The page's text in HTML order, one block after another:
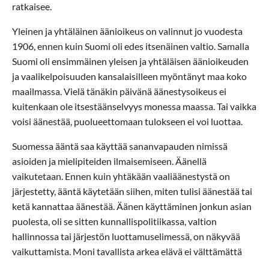
ratkaisee.
Yleinen ja yhtäläinen äänioikeus on valinnut jo vuodesta
1906, ennen kuin Suomi oli edes itsenäinen valtio. Samalla
Suomi oli ensimmäinen yleisen ja yhtäläisen äänioikeuden
ja vaalikelpoisuuden kansalaisilleen myöntänyt maa koko
maailmassa. Vielä tänäkin päivänä äänestysoikeus ei
kuitenkaan ole itsestäänselvyys monessa maassa. Tai vaikka
voisi äänestää, puolueettomaan tulokseen ei voi luottaa.
Suomessa ääntä saa käyttää sananvapauden nimissä
asioiden ja mielipiteiden ilmaisemiseen. Äänellä
vaikutetaan. Ennen kuin yhtäkään vaaliäänestystä on
järjestetty, ääntä käytetään siihen, miten tulisi äänestää tai
ketä kannattaa äänestää. Äänen käyttäminen jonkun asian
puolesta, oli se sitten kunnallispolitiikassa, valtion
hallinnossa tai järjestön luottamuselimessä, on näkyvää
vaikuttamista. Moni tavallista arkea elävä ei välttämättä